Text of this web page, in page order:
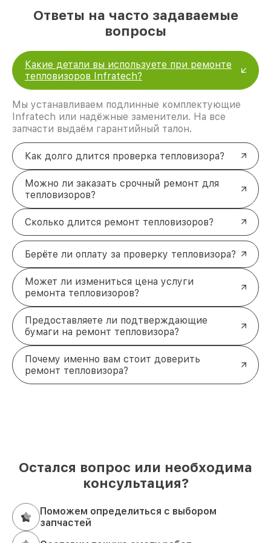
Ответы на часто задаваемые
вопросы
Какие детали вы используете при ремонте
тепловизоров Infratech?
Мы устанавливаем подлинные комплектующие
Infratech или надёжные заменители. На все
запчасти выдаём гарантийный талон.
Как долго длится проверка тепловизора?
Можно ли заказать срочный ремонт для
тепловизоров?
Сколько длится ремонт тепловизоров?
Берёте ли оплату за проверку тепловизора?
Может ли измениться цена услуги
ремонта тепловизоров?
Предоставляете ли подтверждающие
бумаги на ремонт тепловизора?
Почему именно вам стоит доверить
ремонт тепловизора?
Остался вопрос или необходима
консультация?
Поможем определиться с выбором
запчастей